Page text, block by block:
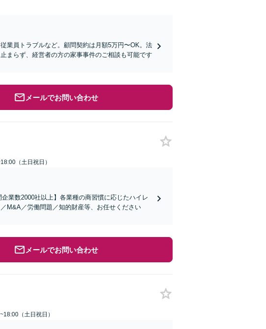
業員トラブルなど。顧問契約は月額5万円〜OK。法
まらず、経営者の方の家事事件のご相談も可能です
メールでお問い合わせ
（土日祝日）
業数2000社以上】各業種の商習慣に応じたハイレ
M&A／労働問題／知的財産等、お任せください
メールでお問い合わせ
（土日祝日）